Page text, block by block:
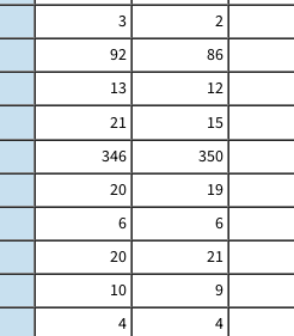
3 2
92 86
13 12
21 15
346 350
20 19
6 6
20 21
10 9
4 4